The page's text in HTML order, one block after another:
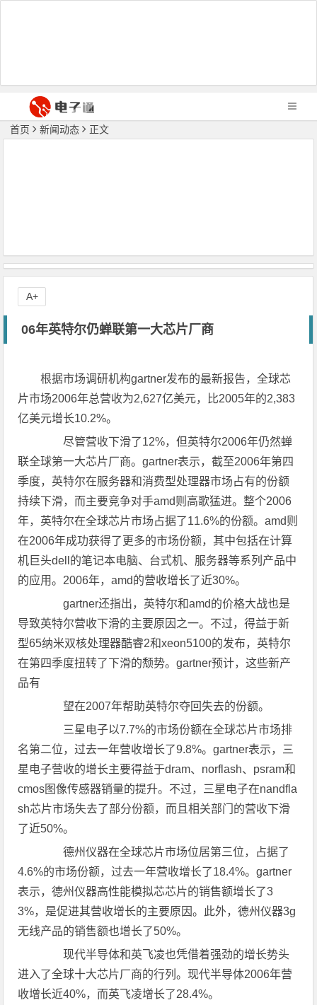
首页 新闻动态 正文
06年英特尔仍蝉联第一大芯片厂商
根据市场调研机构gartner发布的最新报告，全球芯
片市场2006年总营收为2,627亿美元，比2005年的2,383
亿美元增长10.2%。
尽管营收下滑了12%，但英特尔2006年仍然蝉
联全球第一大芯片厂商。gartner表示，截至2006年第四
季度，英特尔在服务器和消费型处理器市场占有的份额
持续下滑，而主要竞争对手amd则高歌猛进。整个2006
年，英特尔在全球芯片市场占据了11.6%的份额。amd则
在2006年成功获得了更多的市场份额，其中包括在计算
机巨头dell的笔记本电脑、台式机、服务器等系列产品中
的应用。2006年，amd的营收增长了近30%。
gartner还指出，英特尔和amd的价格大战也是
导致英特尔营收下滑的主要原因之一。不过，得益于新
型65纳米双核处理器酷睿2和xeon5100的发布，英特尔
在第四季度扭转了下滑的颓势。gartner预计，这些新产
品有
望在2007年帮助英特尔夺回失去的份额。
三星电子以7.7%的市场份额在全球芯片市场排
名第二位，过去一年营收增长了9.8%。gartner表示，三
星电子营收的增长主要得益于dram、norflash、psram和
cmos图像传感器销量的提升。不过，三星电子在nandfla
sh芯片市场失去了部分份额，而且相关部门的营收下滑
了近50%。
德州仪器在全球芯片市场位居第三位，占据了
4.6%的市场份额，过去一年营收增长了18.4%。gartner
表示，德州仪器高性能模拟芯芯片的销售额增长了3
3%，是促进其营收增长的主要原因。此外，德州仪器3g
无线产品的销售额也增长了50%。
现代半导体和英飞凌也凭借着强劲的增长势头
进入了全球十大芯片厂商的行列。现代半导体2006年营
收增长近40%，而英飞凌增长了28.4%。
A+